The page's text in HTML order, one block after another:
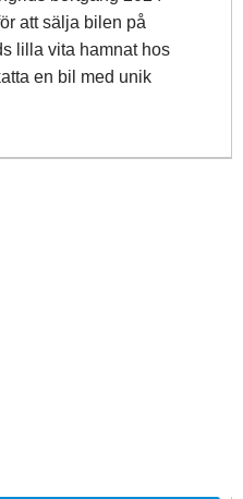
att sälja bilen på
lilla vita hamnat hos
en bil med unik